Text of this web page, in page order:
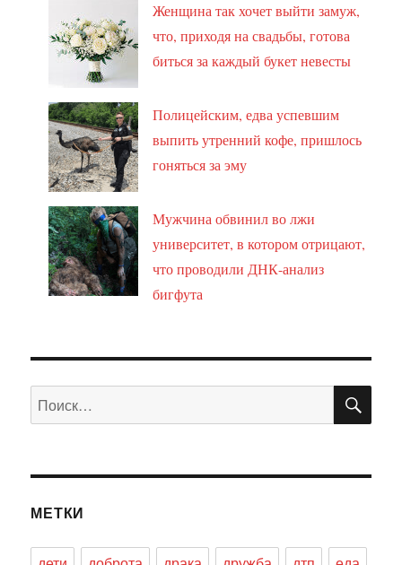
Женщина так хочет выйти замуж,
что, приходя на свадьбы, готова
биться за каждый букет невесты
Полицейским, едва успевшим
выпить утренний кофе, пришлось
гоняться за эму
Мужчина обвинил во лжи
университет, в котором отрицают,
что проводили ДНК-анализ
бигфута
Искать:
МЕТКИ